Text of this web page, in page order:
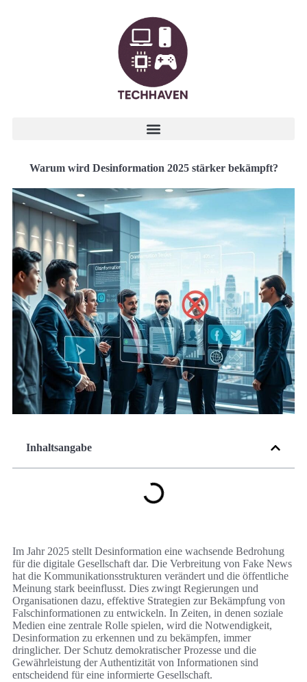
Warum wird Desinformation 2025 stärker bekämpft?
Inhaltsangabe
Im Jahr 2025 stellt Desinformation eine wachsende Bedrohung
für die digitale Gesellschaft dar. Die Verbreitung von Fake News
hat die Kommunikationsstrukturen verändert und die öffentliche
Meinung stark beeinflusst. Dies zwingt Regierungen und
Organisationen dazu, effektive Strategien zur Bekämpfung von
Falschinformationen zu entwickeln. In Zeiten, in denen soziale
Medien eine zentrale Rolle spielen, wird die Notwendigkeit,
Desinformation zu erkennen und zu bekämpfen, immer
dringlicher. Der Schutz demokratischer Prozesse und die
Gewährleistung der Authentizität von Informationen sind
entscheidend für eine informierte Gesellschaft.